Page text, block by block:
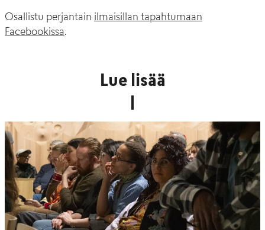
Osallistu perjantain ilmaisillan tapahtumaan
Facebookissa.
Lue lisää